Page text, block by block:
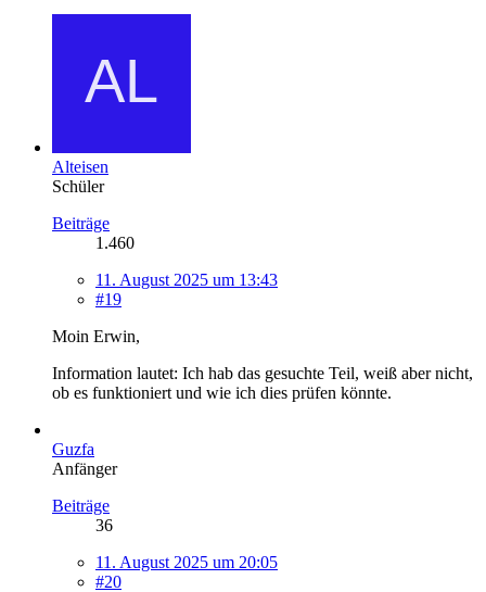
Alteisen
Schüler
Beiträge
1.460
11. August 2025 um 13:43
#19
Moin Erwin,
Information lautet: Ich hab das gesuchte Teil, weiß aber nicht,
ob es funktioniert und wie ich dies prüfen könnte.
Guzfa
Anfänger
Beiträge
36
11. August 2025 um 20:05
#20